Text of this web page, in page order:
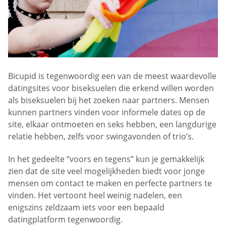
Bicupid is tegenwoordig een van de meest waardevolle
datingsites voor biseksuelen die erkend willen worden
als biseksuelen bij het zoeken naar partners. Mensen
kunnen partners vinden voor informele dates op de
site, elkaar ontmoeten en seks hebben, een langdurige
relatie hebben, zelfs voor swingavonden of trio’s.
In het gedeelte “voors en tegens” kun je gemakkelijk
zien dat de site veel mogelijkheden biedt voor jonge
mensen om contact te maken en perfecte partners te
vinden. Het vertoont heel weinig nadelen, een
enigszins zeldzaam iets voor een bepaald
datingplatform tegenwoordig.